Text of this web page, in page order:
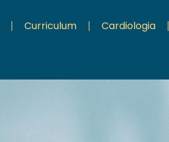
Curriculum Cardiologia